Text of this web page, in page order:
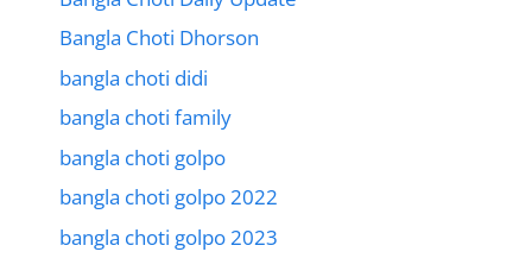
Bangla Choti Dhorson
bangla choti didi
bangla choti family
bangla choti golpo
bangla choti golpo 2022
bangla choti golpo 2023